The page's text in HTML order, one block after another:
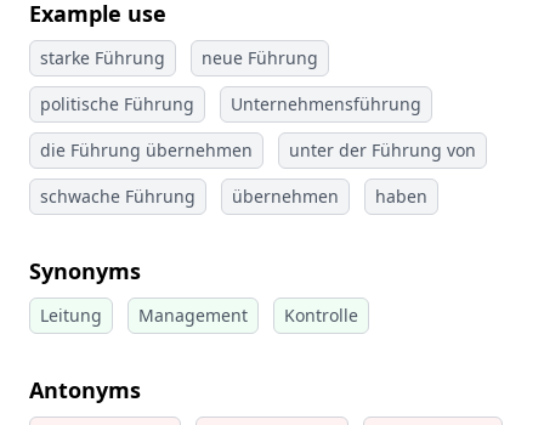
Example use
starke Führung
neue Führung
politische Führung
Unternehmensführung
die Führung übernehmen
unter der Führung von
schwache Führung
übernehmen haben
Synonyms
Leitung Management Kontrolle
Antonyms